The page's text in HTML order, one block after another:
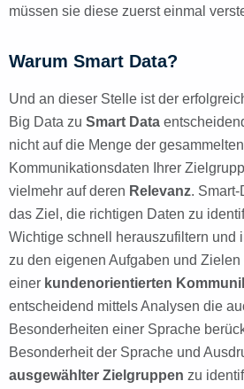
müssen sie diese zuerst einmal
Warum Smart Data?
Und an dieser Stelle ist der
Big Data zu Smart Data
nicht auf die Menge der gesammelten
Kommunikationsdaten Ihrer
vielmehr auf deren Relevanz.
das Ziel, die richtigen Daten zu
Wichtige schnell herauszufiltern und
zu den eigenen Aufgaben und
einer kundenorientierten
entscheidend mittels Analysen die
Besonderheiten einer Sprache
Besonderheit der Sprache und
ausgewählter Zielgruppen zu